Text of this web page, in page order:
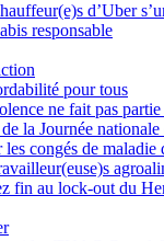
d’Uber
responsable
pour tous
ne fait pas
la Journée
les congés de maladie
fin au lock-out du